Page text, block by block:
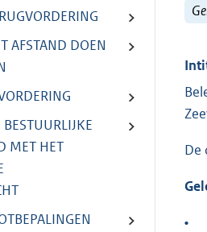
AFSTAND DOEN
MET HET
De
•